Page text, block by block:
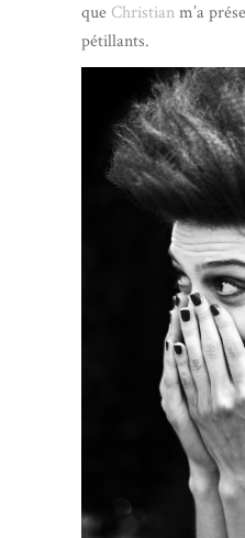
que Christianm’a
pétillants.